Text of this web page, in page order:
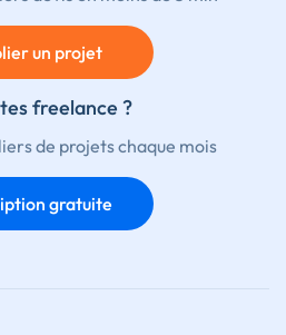
un projet
freelance ?
de projets chaque mois
gratuite